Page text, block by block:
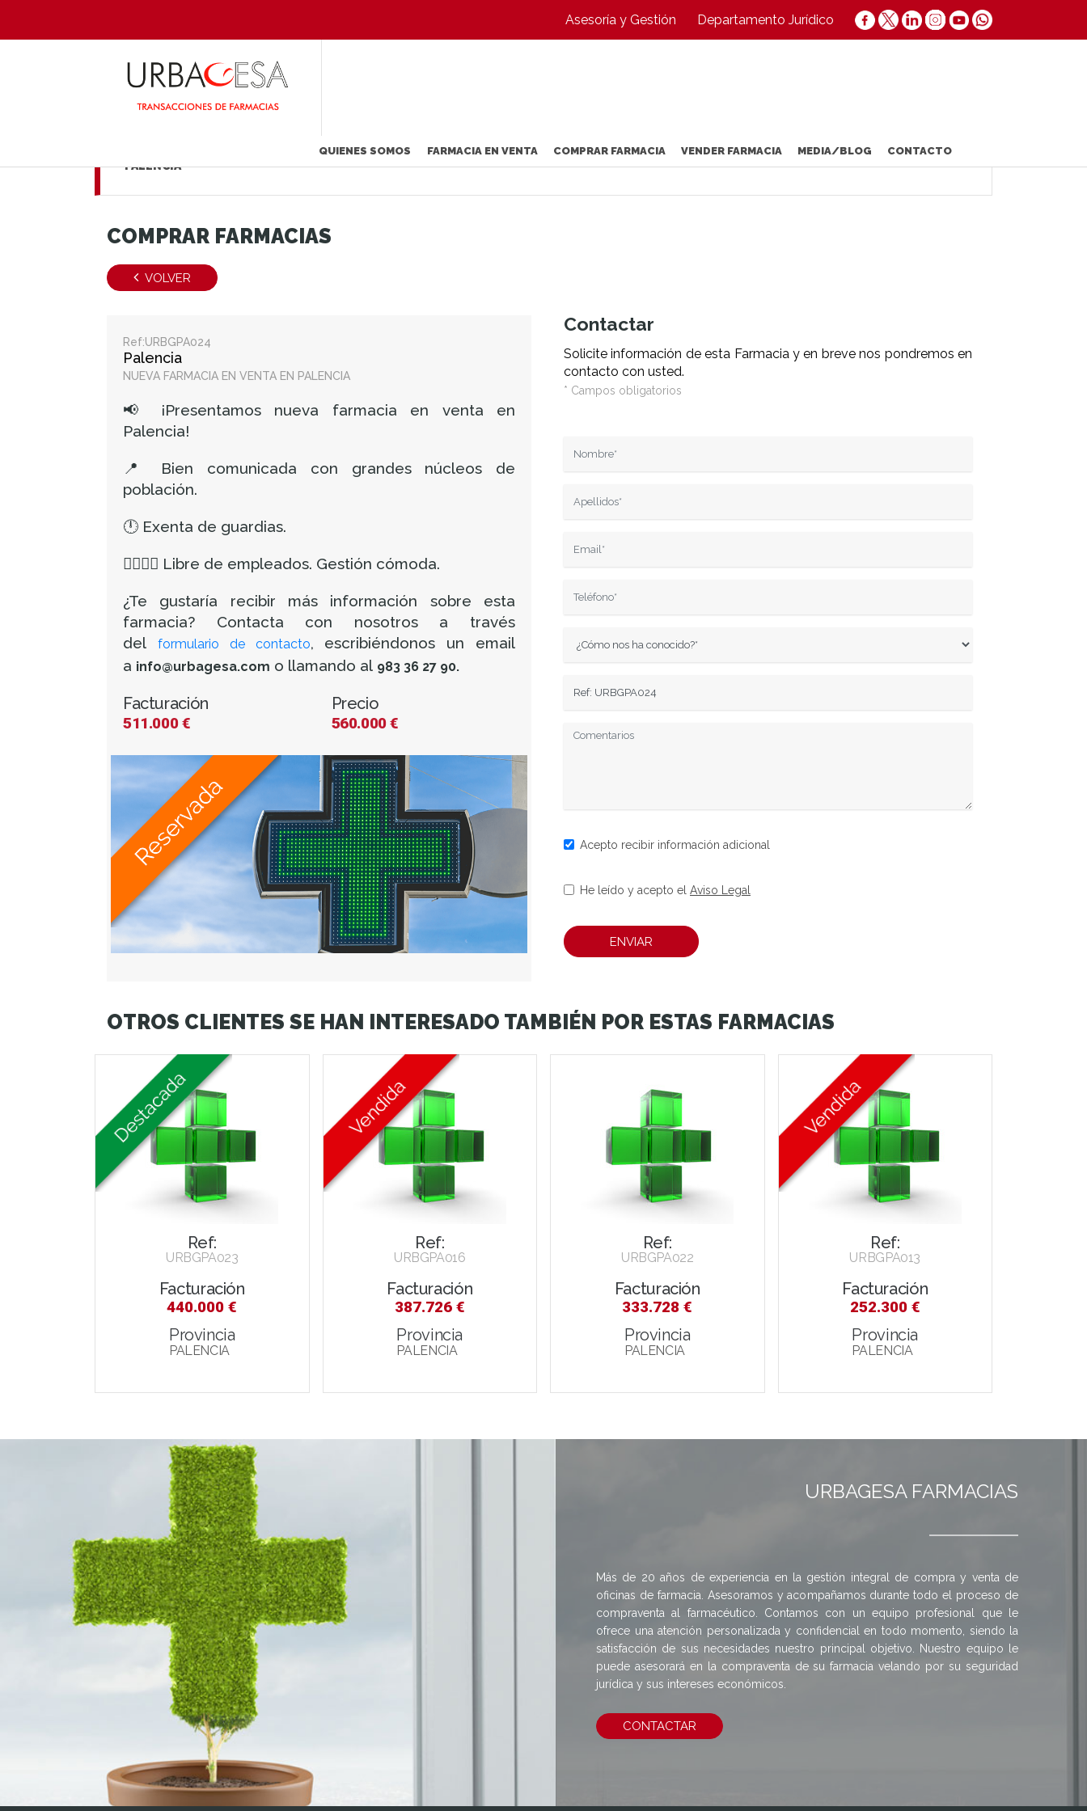
Asesoría y Gestión Departamento Jurídico
QUIENES SOMOS FARMACIA EN VENTA COMPRAR FARMACIA VENDER FARMACIA MEDIA/BLOG CONTACTO
PALENCIA
COMPRAR FARMACIAS
VOLVER
Ref:URBGPA024
Palencia
NUEVA FARMACIA EN VENTA EN PALENCIA
📢 ¡Presentamos nueva farmacia en venta en
Palencia!
📍 Bien comunicada con grandes núcleos de
población.
🕛 Exenta de guardias.
👩‍⚕️👨‍⚕️ Libre de empleados. Gestión cómoda.
¿Te gustaría recibir más información sobre esta
farmacia? Contacta con nosotros a través
del formulario de contacto, escribiéndonos un email
a info@urbagesa.com o llamando al 983 36 27 90.
Facturación
511.000 €
Precio
560.000 €
Contactar
Solicite información de esta Farmacia y en breve nos pondremos en
contacto con usted.
* Campos obligatorios
Acepto recibir información adicional
He leído y acepto el Aviso Legal
ENVIAR
OTROS CLIENTES SE HAN INTERESADO TAMBIÉN POR ESTAS FARMACIAS
Ref:
URBGPA023
Facturación
440.000 €
Provincia
PALENCIA
Ref:
URBGPA016
Facturación
387.726 €
Provincia
PALENCIA
Ref:
URBGPA022
Facturación
333.728 €
Provincia
PALENCIA
Ref:
URBGPA013
Facturación
252.300 €
Provincia
PALENCIA
URBAGESA FARMACIAS
Más de 20 años de experiencia en la gestión integral de compra y venta de
oficinas de farmacia. Asesoramos y acompañamos durante todo el proceso de
compraventa al farmacéutico. Contamos con un equipo profesional que le
ofrece una atención personalizada y confidencial en todo momento, siendo la
satisfacción de sus necesidades nuestro principal objetivo. Nuestro equipo le
puede asesorará en la compraventa de su farmacia velando por su seguridad
jurídica y sus intereses económicos.
CONTACTAR